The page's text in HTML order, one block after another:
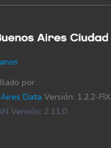
por
Data Versión: 1.2.2-FIX
Versión: 2.11.0